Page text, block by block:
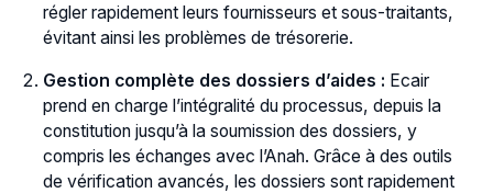
régler rapidement leurs fournisseurs et sous-traitants,
évitant ainsi les problèmes de trésorerie.
Gestion complète des dossiers d’aides : Ecair
prend en charge l’intégralité du processus, depuis la
constitution jusqu’à la soumission des dossiers, y
compris les échanges avec l’Anah. Grâce à des outils
de vérification avancés, les dossiers sont rapidement